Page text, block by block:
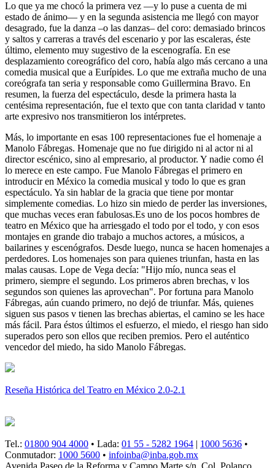
Lo que ya me chocó la primera vez —y lo puse a cuenta de mi
estado de ánimo— y en la segunda asistencia me llegó con mayor
desagrado, fue la danza –o las danzas– del coro: demasiado brincos
y saltos y carreras a través del escenario y por las escaleras, éste
último, elemento muy sugestivo de la escenografía. En ese
desplazamiento coreográfico del coro, había algo más cercano a una
comedia musical que a Eurípides. Lo que me extraña mucho de una
coreógrafa tan seria y responsable como Guillermina Bravo. En
resumen, la fuerza del espectáculo, desde la primera hasta la
centésima representación, fue el texto que con tanta claridad v tanto
arte expresivo nos transmitieron los intérpretes.
Más, lo importante en esas 100 representaciones fue el homenaje a
Manolo Fábregas. Homenaje que no fue dirigido ni al actor ni al
director escénico, sino al empresario, al productor. Y nadie como él
lo merece en este campo. Fue Manolo Fábregas el primero en
introducir en México la comedia musical y todo lo que es gran
espectáculo. Ya sin hablar de la gracia que tiene por montar
simplemente comedias. Lo hizo sin miedo de perder las inversiones,
que muchas veces eran fabulosas.Es uno de los pocos hombres de
teatro en México que ha arriesgado el todo por el todo, y con esos
montajes en grande dio trabajo a muchos actores, a músicos, a
bailarines y escenógrafos. Desde luego, nunca se hacen homenajes a
perdedores. Los homenajes son para quienes triunfan, hasta en las
malas causas. Lope de Vega decía: "Hijo mío, nunca seas el
primero, siempre el segundo. Los primeros abren brechas, v los
segundos son quienes las aprovechan". Por fortuna para Manolo
Fábregas, aún cuando primero, no dejó de triunfar. Más, quienes
siguen sus pasos v tienen las brechas abiertas, el camino se les hace
más fácil. Para éstos últimos el esfuerzo, el miedo, el riesgo han sido
superados pero son ellos que reciben premios. Pero el auténtico
vencedor del miedo, ha sido Manolo Fábregas.
Reseña Histórica del Teatro en México 2.0-2.1
Tel.: 01800 904 4000 • Lada: 01 55 - 5282 1964 | 1000 5636 •
Conmutador: 1000 5600 • infoinba@inba.gob.mx